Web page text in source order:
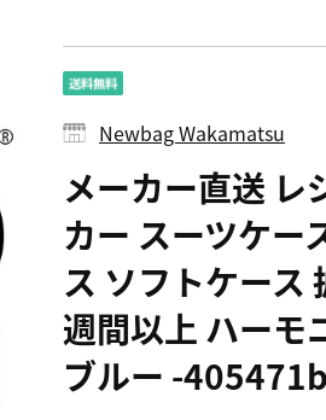
Newbag Wakamatsu
メーカー直送 レ
カー スーツケー
ス ソフトケース
週間以上 ハー
ブルー -